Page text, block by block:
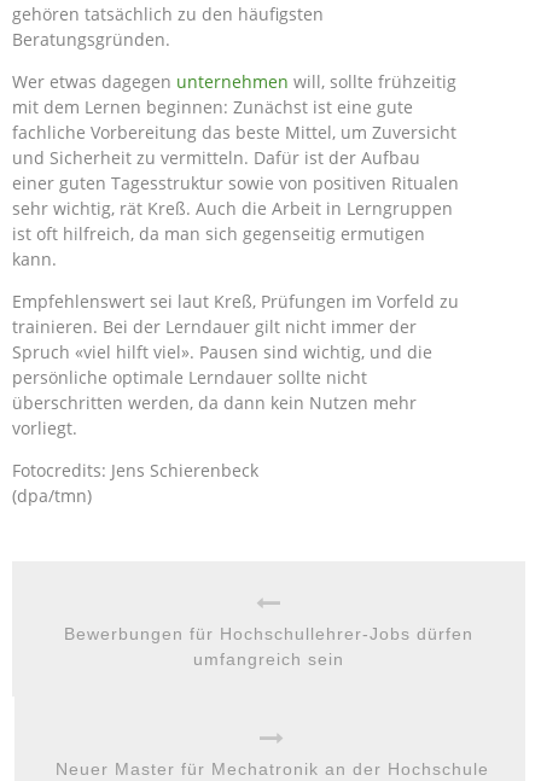
gehören tatsächlich zu den häufigsten
Beratungsgründen.
Wer etwas dagegen unternehmen will, sollte frühzeitig
mit dem Lernen beginnen: Zunächst ist eine gute
fachliche Vorbereitung das beste Mittel, um Zuversicht
und Sicherheit zu vermitteln. Dafür ist der Aufbau
einer guten Tagesstruktur sowie von positiven Ritualen
sehr wichtig, rät Kreß. Auch die Arbeit in Lerngruppen
ist oft hilfreich, da man sich gegenseitig ermutigen
kann.
Empfehlenswert sei laut Kreß, Prüfungen im Vorfeld zu
trainieren. Bei der Lerndauer gilt nicht immer der
Spruch «viel hilft viel». Pausen sind wichtig, und die
persönliche optimale Lerndauer sollte nicht
überschritten werden, da dann kein Nutzen mehr
vorliegt.
Fotocredits: Jens Schierenbeck
(dpa/tmn)
Bewerbungen für Hochschullehrer-Jobs dürfen
umfangreich sein
Neuer Master für Mechatronik an der Hochschule